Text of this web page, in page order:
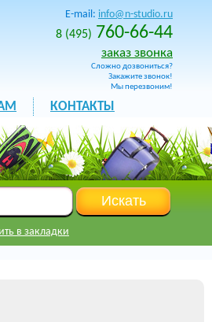
E-mail: info@n-studio.ru
8 (495) 760-66-44
заказ звонка
Сложно дозвониться?
Закажите звонок!
Мы перезвоним!
КОНТАКТЫ
в закладки